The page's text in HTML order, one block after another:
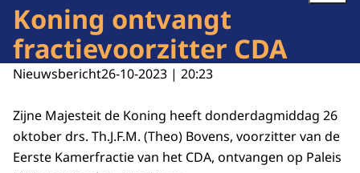
Koning ontvangt
fractievoorzitter CDA
Nieuwsbericht26-10-2023 | 20:23
Zijne Majesteit de Koning heeft donderdagmiddag 26
oktober drs. Th.J.F.M. (Theo) Bovens, voorzitter van de
Eerste Kamerfractie van het CDA, ontvangen op Paleis